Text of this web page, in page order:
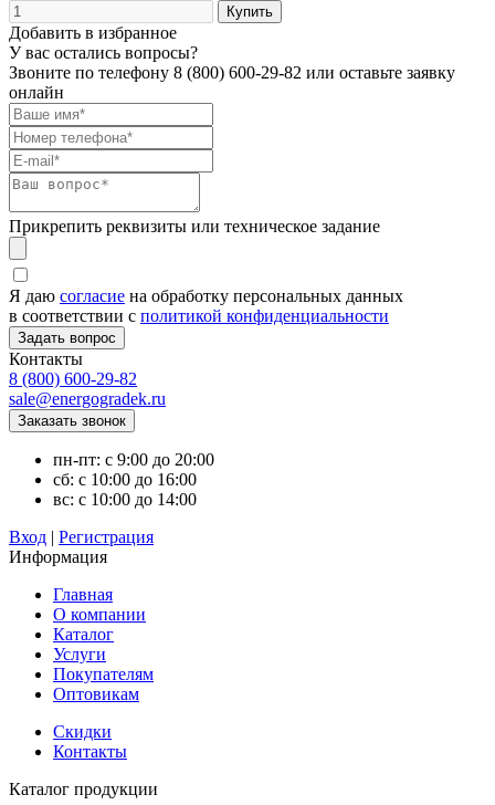
Добавить в избранное
У вас остались вопросы?
Звоните по телефону 8 (800) 600-29-82 или оставьте заявку
онлайн
Прикрепить реквизиты или техническое задание
Я даю согласие на обработку персональных данных
в соответствии с политикой конфиденциальности
Контакты
8 (800) 600-29-82
sale@energogradek.ru
пн-пт: с 9:00 до 20:00
сб: с 10:00 до 16:00
вс: с 10:00 до 14:00
Вход | Регистрация
Информация
Главная
О компании
Каталог
Услуги
Покупателям
Оптовикам
Скидки
Контакты
Каталог продукции